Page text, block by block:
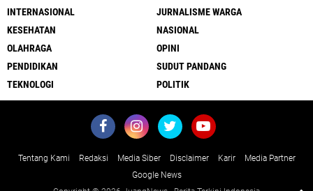
INTERNASIONAL
JURNALISME WARGA
KESEHATAN
NASIONAL
OLAHRAGA
OPINI
PENDIDIKAN
SUDUT PANDANG
TEKNOLOGI
POLITIK
Tentang Kami Redaksi Media Siber Disclaimer Karir
Media Partner
Google News